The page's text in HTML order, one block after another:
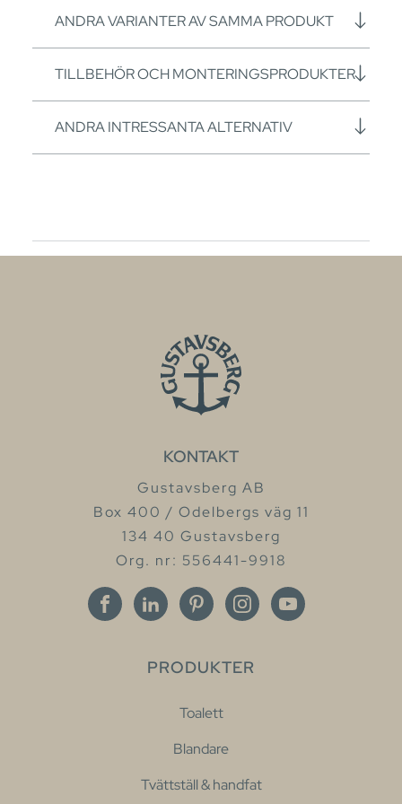
ANDRA VARIANTER AV SAMMA PRODUKT
TILLBEHÖR OCH MONTERINGSPRODUKTER
ANDRA INTRESSANTA ALTERNATIV
KONTAKT
Gustavsberg AB
Box 400 / Odelbergs väg 11
134 40 Gustavsberg
Org. nr: 556441-9918
PRODUKTER
Toalett
Blandare
Tvättställ & handfat